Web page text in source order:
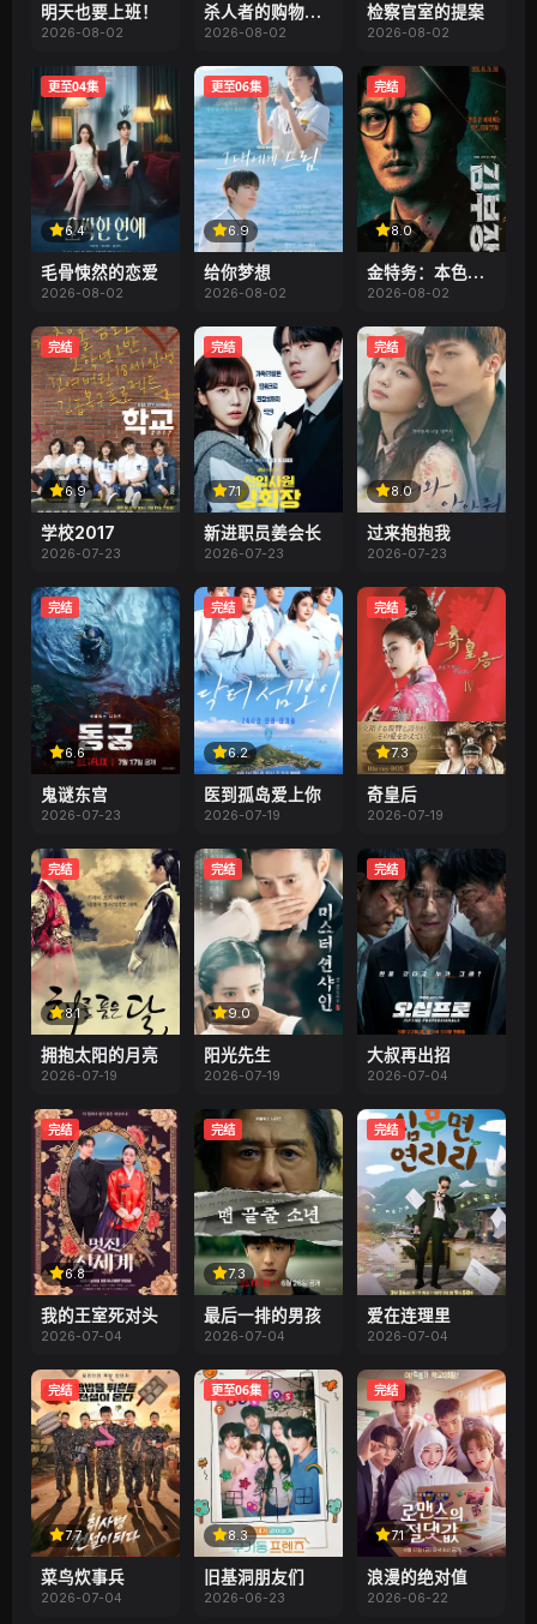
明天也要上班！
2026-08-02
杀人者的购物中心2
2026-08-02
检察官室的提案
2026-08-02
6.4
更至04集
毛骨悚然的恋爱
2026-08-02
6.9
更至06集
给你梦想
2026-08-02
8.0
完结
金特务：本色回归
2026-08-02
6.9
完结
学校2017
2026-07-23
7.1
完结
新进职员姜会长
2026-07-23
8.0
完结
过来抱抱我
2026-07-23
6.6
完结
鬼谜东宫
2026-07-23
6.2
完结
医到孤岛爱上你
2026-07-19
7.3
完结
奇皇后
2026-07-19
8.1
完结
拥抱太阳的月亮
2026-07-19
9.0
完结
阳光先生
2026-07-19
完结
大叔再出招
2026-07-04
6.8
完结
我的王室死对头
2026-07-04
7.3
完结
最后一排的男孩
2026-07-04
完结
爱在连理里
2026-07-04
7.7
完结
菜鸟炊事兵
2026-07-04
8.3
更至06集
旧基洞朋友们
2026-06-23
7.1
完结
浪漫的绝对值
2026-06-22